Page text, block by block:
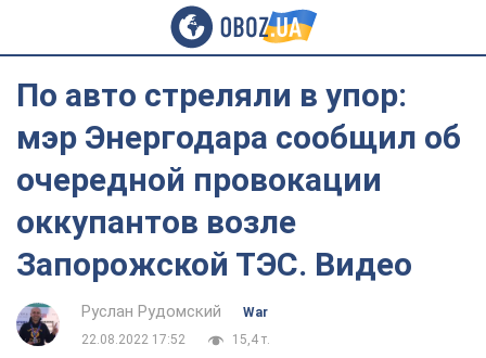
По авто стреляли в упор:
мэр Энергодара сообщил об
очередной провокации
оккупантов возле
Запорожской ТЭС. Видео
Руслан Рудомский
War
22.08.2022 17:52
15,4 т.